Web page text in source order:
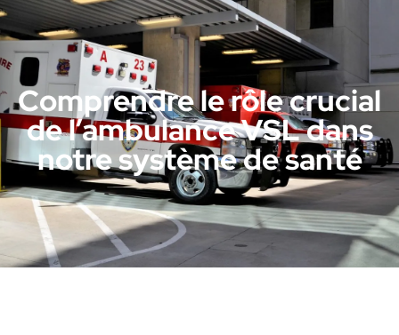
Comprendre le rôle crucial
de l’ambulance VSL dans
notre système de santé